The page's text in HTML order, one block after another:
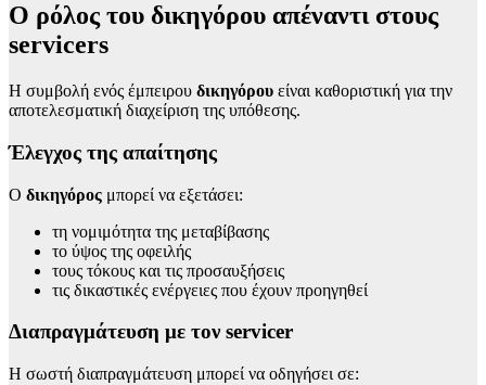
Ο ρόλος του δικηγόρου απέναντι στους
servicers
Η συμβολή ενός έμπειρου δικηγόρου είναι καθοριστική για την
αποτελεσματική διαχείριση της υπόθεσης.
Έλεγχος της απαίτησης
Ο δικηγόρος μπορεί να εξετάσει:
τη νομιμότητα της μεταβίβασης
το ύψος της οφειλής
τους τόκους και τις προσαυξήσεις
τις δικαστικές ενέργειες που έχουν προηγηθεί
Διαπραγμάτευση με τον servicer
Η σωστή διαπραγμάτευση μπορεί να οδηγήσει σε: